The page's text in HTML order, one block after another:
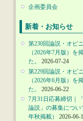
企画委員会
新着・お知らせ
第230回論説・オピ
（2026年7月版）を
た。
2026-07-24
第229回論説・オピ
（2026年6月版）を
た。
2026-06-22
7月31日応募締切｜
論説」の募集につい
年秋掲載）
2026-06-